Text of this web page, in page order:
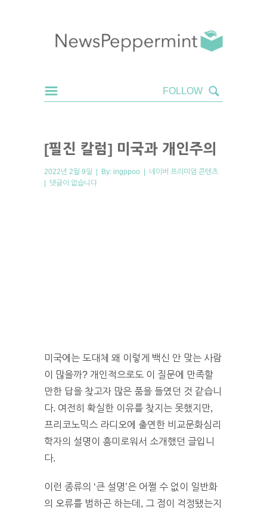
[필진 칼럼] 미국과 개인주의
2022년 2월 9일 | By: ingppoo | 네이버 프리미엄 콘텐츠
| 댓글이 없습니다
미국에는 도대체 왜 이렇게 백신 안 맞는 사람
이 많을까? 개인적으로도 이 질문에 만족할
만한 답을 찾고자 많은 품을 들였던 것 같습니
다. 여전히 확실한 이유를 찾지는 못했지만,
프리코노믹스 라디오에 출연한 비교문화심리
학자의 설명이 흥미로워서 소개했던 글입니
다.
이런 종류의 ‘큰 설명’은 어쩔 수 없이 일반화
의 오류를 범하곤 하는데, 그 점이 걱정됐는지